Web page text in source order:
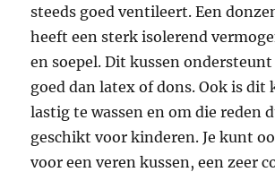
steeds goed ventileert. Een
heeft een sterk isolerend
en soepel. Dit kussen
goed dan latex of dons. Ook is dit
lastig te wassen en om die reden
geschikt voor kinderen. Je kunt
voor een veren kussen, een zeer